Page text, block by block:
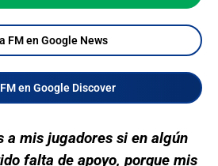
FM en Google News
en Google Discover
a mis jugadores si en algún
falta de apoyo, porque mis